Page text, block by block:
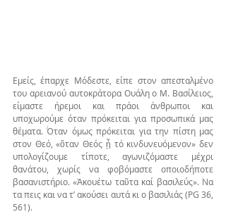
Εμείς, έπαρχε Μόδεστε, είπε στον απεσταλμένο
του αρειανού αυτοκράτορα Ουάλη ο Μ. Βασίλειος,
είμαστε ήρεμοι και πράοι άνθρωποι και
υποχωρούμε όταν πρόκειται για προσωπικά μας
θέματα. Όταν όμως πρόκειται για την πίστη μας
στον Θεό, «ὅταν Θεός ᾖ τό κινδυνευόμενον» δεν
υπολογίζουμε τίποτε, αγωνιζόμαστε μέχρι
θανάτου, χωρίς να φοβόμαστε οποιοδήποτε
βασανιστήριο. «Ἀκουέτω ταῦτα καί βασιλεύς». Να
τα πεις και να τ’ ακούσει αυτά κι ο βασιλιάς (PG 36,
561).